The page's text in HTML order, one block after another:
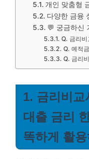
개인 맞춤형
다양한 금융
💬 궁금하신
Q. 금리
Q. 예적
Q. 금리
1. 금리비
대출 금리
똑하게 활